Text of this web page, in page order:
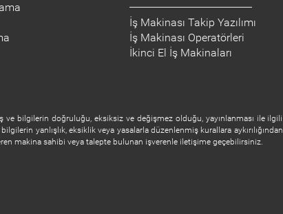
İş Makinası Takip Yazılımı
İş Makinası Operatörleri
İkinci El İş Makinaları
bilgilerin doğruluğu, eksiksiz ve değişmez olduğu, yayınlanması ile ilgili
yanlışlık, eksiklik veya yasalarla düzenlenmiş kurallara aykırılığından
makina sahibi veya talepte bulunan işverenle iletişime geçebilirsiniz.